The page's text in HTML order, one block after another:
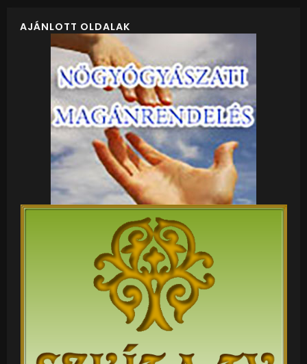
and consent, ensuring both partners’ needs are met
and emotional connections are strengthened. Healthy
relationships foster trust and intimacy, enhancing the
overall quality of life. It is important to address
concerns and seek guidance if needed, as sexual well-
being is a crucial component of holistic health
AJÁNLOTT OLDALAK